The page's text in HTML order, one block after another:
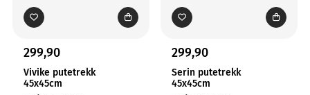
299,90
Vivike putetrekk
45x45cm
299,90
Serin putetrekk
45x45cm